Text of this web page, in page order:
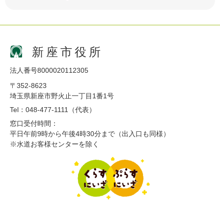
新座市役所
法人番号8000020112305
〒352-8623
埼玉県新座市野火止一丁目1番1号
Tel：048-477-1111（代表）
窓口受付時間：
平日午前9時から午後4時30分まで（出入口も同様）
※水道お客様センターを除く